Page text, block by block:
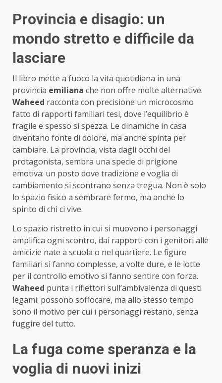
Provincia e disagio: un
mondo stretto e difficile da
lasciare
Il libro mette a fuoco la vita quotidiana in una
provincia emiliana che non offre molte alternative.
Waheed racconta con precisione un microcosmo
fatto di rapporti familiari tesi, dove l’equilibrio è
fragile e spesso si spezza. Le dinamiche in casa
diventano fonte di dolore, ma anche spinta per
cambiare. La provincia, vista dagli occhi del
protagonista, sembra una specie di prigione
emotiva: un posto dove tradizione e voglia di
cambiamento si scontrano senza tregua. Non è solo
lo spazio fisico a sembrare fermo, ma anche lo
spirito di chi ci vive.
Lo spazio ristretto in cui si muovono i personaggi
amplifica ogni scontro, dai rapporti con i genitori alle
amicizie nate a scuola o nel quartiere. Le figure
familiari si fanno complesse, a volte dure, e le lotte
per il controllo emotivo si fanno sentire con forza.
Waheed punta i riflettori sull’ambivalenza di questi
legami: possono soffocare, ma allo stesso tempo
sono il motivo per cui i personaggi restano, senza
fuggire del tutto.
La fuga come speranza e la
voglia di nuovi inizi